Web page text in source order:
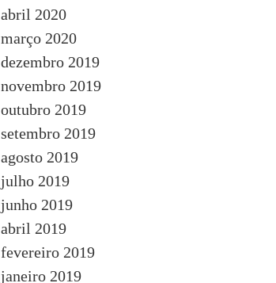
abril 2020
março 2020
dezembro 2019
novembro 2019
outubro 2019
setembro 2019
agosto 2019
julho 2019
junho 2019
abril 2019
fevereiro 2019
janeiro 2019